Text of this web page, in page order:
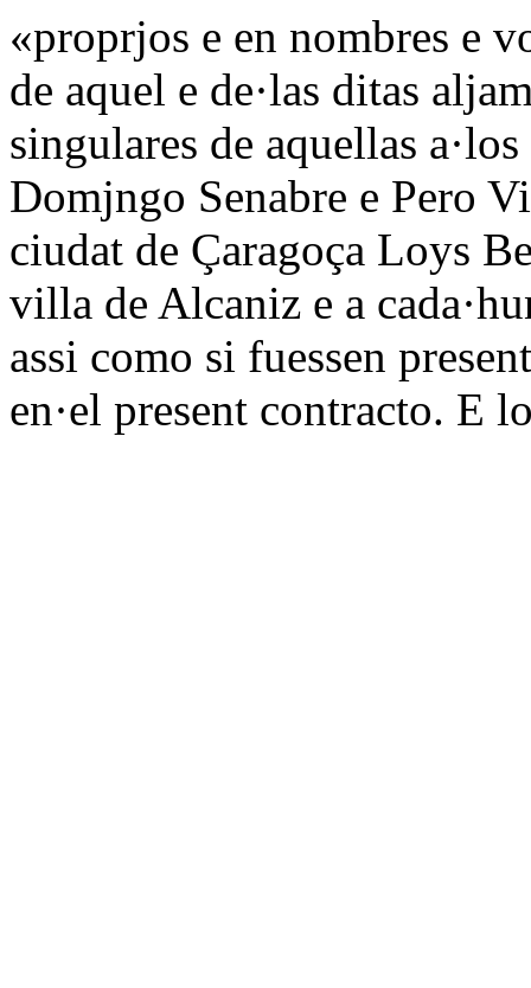
«proprjos e en nombres e
de aquel e de·las ditas
singulares de aquellas
Domjngo Senabre e Pero
ciudat de Çaragoça Loys
villa de Alcaniz e a
assi como si fuessen
en·el present contracto. E